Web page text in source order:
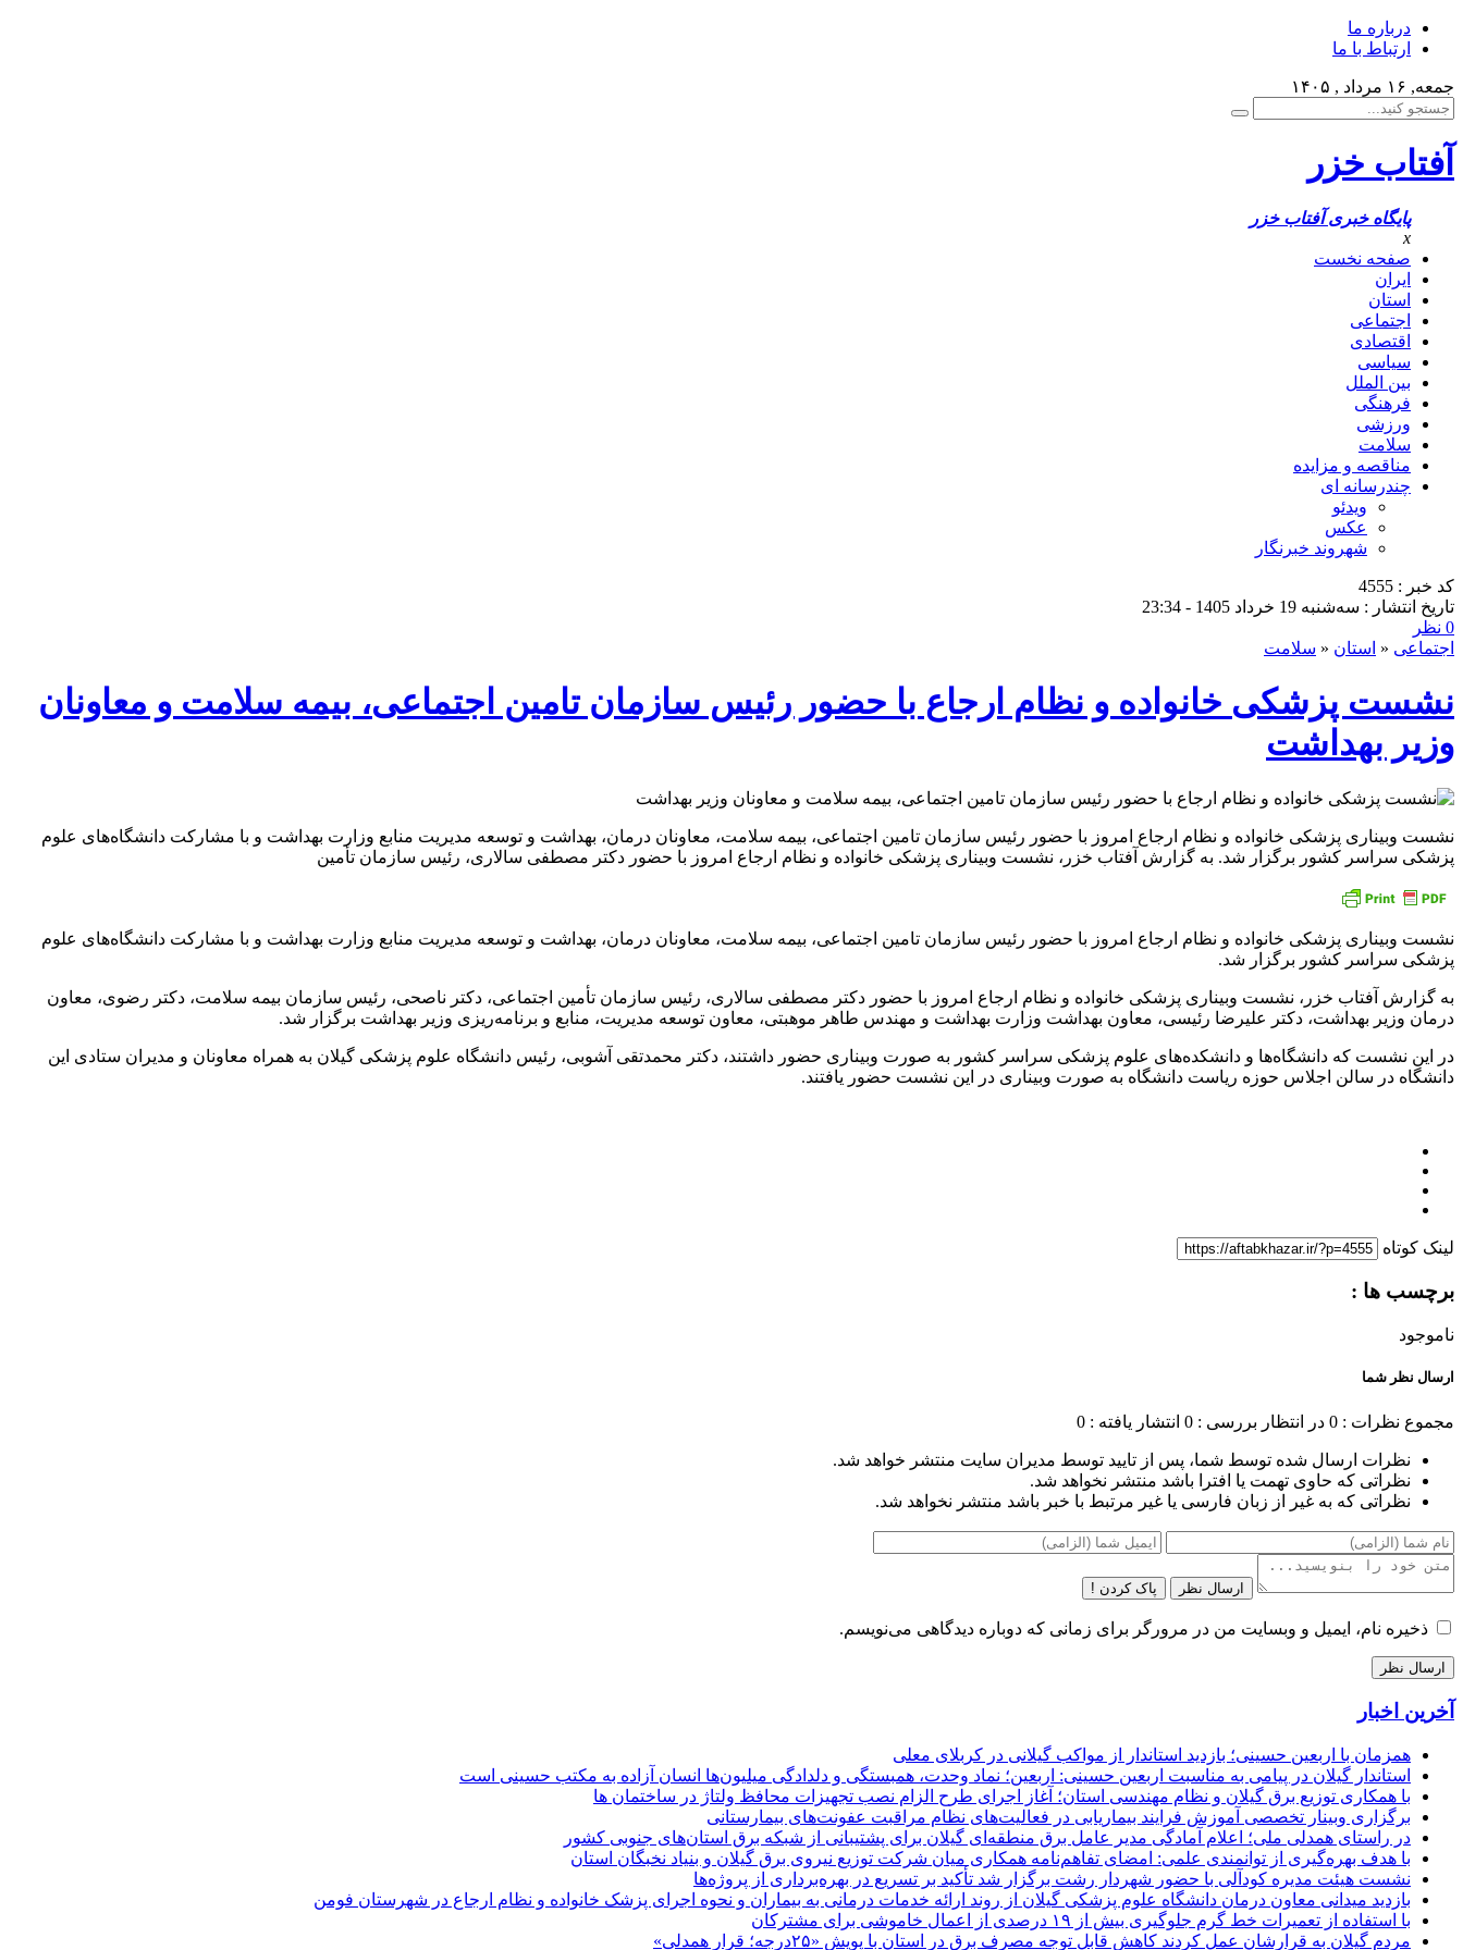
درباره ما
ارتباط با ما
جمعه, ۱۶ مرداد , ۱۴۰۵
آفتاب خزر
پایگاه خبری آفتاب خزر
x
صفحه نخست
ایران
استان
اجتماعی
اقتصادی
سیاسی
بین الملل
فرهنگی
ورزشی
سلامت
مناقصه و مزایده
چندرسانه ای
ویدئو
عکس
شهروند خبرنگار
کد خبر : 4555
تاریخ انتشار : سه‌شنبه 19 خرداد 1405 - 23:34
0 نظر
اجتماعی « استان « سلامت
نشست پزشکی خانواده و نظام ارجاع با حضور رئیس سازمان تامین اجتماعی، بیمه سلامت و معاونان
وزیر بهداشت
نشست وبیناری پزشکی خانواده و نظام ارجاع امروز با حضور رئیس سازمان تامین اجتماعی، بیمه سلامت، معاونان درمان، بهداشت و توسعه مدیریت منابع وزارت بهداشت و با مشارکت دانشگاه‌های علوم
پزشکی سراسر کشور برگزار شد. به گزارش آفتاب خزر، نشست وبیناری پزشکی خانواده و نظام ارجاع امروز با حضور دکتر مصطفی سالاری، رئیس سازمان تأمین
نشست وبیناری پزشکی خانواده و نظام ارجاع امروز با حضور رئیس سازمان تامین اجتماعی، بیمه سلامت، معاونان درمان، بهداشت و توسعه مدیریت منابع وزارت بهداشت و با مشارکت دانشگاه‌های علوم
پزشکی سراسر کشور برگزار شد.
به گزارش آفتاب خزر، نشست وبیناری پزشکی خانواده و نظام ارجاع امروز با حضور دکتر مصطفی سالاری، رئیس سازمان تأمین اجتماعی، دکتر ناصحی، رئیس سازمان بیمه سلامت، دکتر رضوی، معاون
درمان وزیر بهداشت، دکتر علیرضا رئیسی، معاون بهداشت وزارت بهداشت و مهندس طاهر موهبتی، معاون توسعه مدیریت، منابع و برنامه‌ریزی وزیر بهداشت برگزار شد.
در این نشست که دانشگاه‌ها و دانشکده‌های علوم پزشکی سراسر کشور به صورت وبیناری حضور داشتند، دکتر محمدتقی آشوبی، رئیس دانشگاه علوم پزشکی گیلان به همراه معاونان و مدیران ستادی این
دانشگاه در سالن اجلاس حوزه ریاست دانشگاه به صورت وبیناری در این نشست حضور یافتند.
لینک کوتاه
برچسب ها :
ناموجود
ارسال نظر شما
مجموع نظرات : 0 در انتظار بررسی : 0 انتشار یافته : 0
نظرات ارسال شده توسط شما، پس از تایید توسط مدیران سایت منتشر خواهد شد.
نظراتی که حاوی تهمت یا افترا باشد منتشر نخواهد شد.
نظراتی که به غیر از زبان فارسی یا غیر مرتبط با خبر باشد منتشر نخواهد شد.
ارسال نظر پاک کردن !
ذخیره نام، ایمیل و وبسایت من در مرورگر برای زمانی که دوباره دیدگاهی می‌نویسم.
آخرین اخبار
همزمان با اربعین حسینی؛ بازدید استاندار از مواکب گیلانی در کربلای معلی
استاندار گیلان در پیامی به مناسبت اربعین حسینی: اربعین؛ نماد وحدت، همبستگی و دلدادگی میلیون‌ها انسان آزاده به مکتب حسینی است
با همکاری توزیع برق گیلان و نظام مهندسی استان؛ آغاز اجرای طرح الزام نصب تجهیزات محافظ ولتاژ در ساختمان ها
برگزاری وبینار تخصصی آموزش فرایند بیماریابی در فعالیت‌های نظام مراقبت عفونت‌های بیمارستانی
در راستای همدلی ملی؛ اعلام آمادگی مدیر عامل برق منطقه‌ای گیلان برای پشتیبانی از شبكه برق استان‌های جنوبی كشور
با هدف بهره‌گیری از توانمندی علمی: امضای تفاهم‌نامه همكاری میان شركت توزیع نیروی برق گیلان و بنیاد نخبگان استان
نشست هیئت مدیره کودآلی با حضور شهردار رشت برگزار شد تأکید بر تسریع در بهره‌برداری از پروژه‌ها
بازدید میدانی معاون درمان دانشگاه علوم پزشکی گیلان از روند ارائه خدمات درمانی به بیماران و نحوه اجرای پزشک خانواده و نظام ارجاع در شهرستان فومن
با استفاده از تعمیرات خط گرم جلوگیری بیش از ۱۹ درصدی از اعمال خاموشی برای مشتركان
مردم گیلان به قرارشان عمل کردند كاهش قابل توجه مصرف برق در استان با پویش «۲۵درجه؛ قرار همدلی»